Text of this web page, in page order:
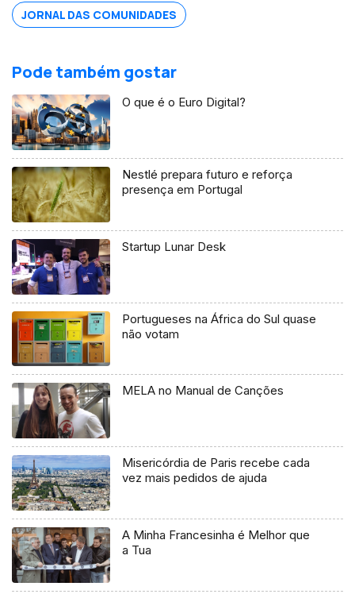
JORNAL DAS COMUNIDADES
Pode também gostar
O que é o Euro Digital?
Nestlé prepara futuro e reforça
presença em Portugal
Startup Lunar Desk
Portugueses na África do Sul quase
não votam
MELA no Manual de Canções
Misericórdia de Paris recebe cada
vez mais pedidos de ajuda
A Minha Francesinha é Melhor que
a Tua